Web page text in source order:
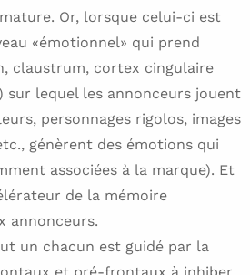
Or, lorsque celui-ci est
«émotionnel» qui prend
claustrum, cortex cingulaire
sur lequel les annonceurs jouent
personnages rigolos, images
génèrent des émotions qui
associées à la marque). Et
de la mémoire
annonceurs.
un chacun est guidé par la